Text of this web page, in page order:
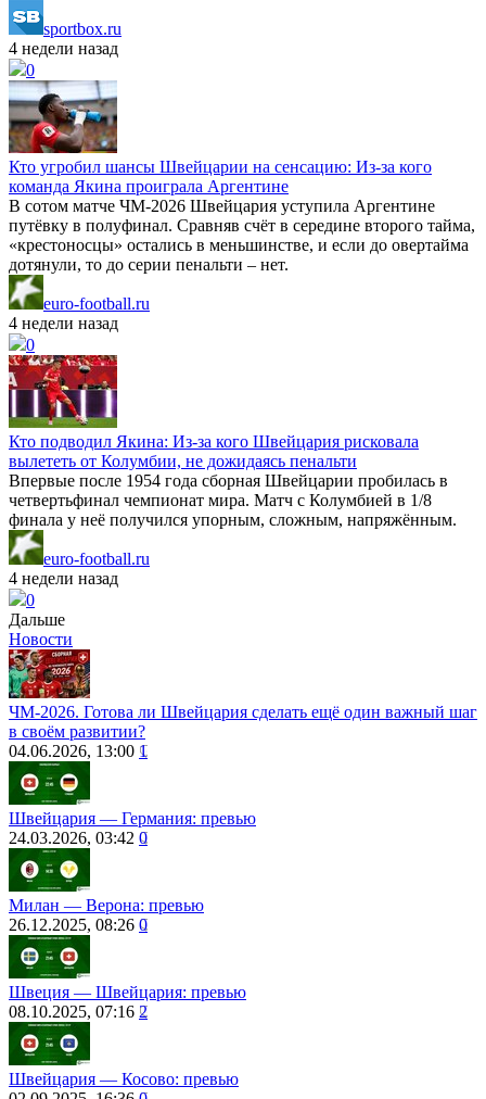
sportbox.ru
4 недели назад
0
Кто угробил шансы Швейцарии на сенсацию: Из-за кого
команда Якина проиграла Аргентине
В сотом матче ЧМ-2026 Швейцария уступила Аргентине
путёвку в полуфинал. Сравняв счёт в середине второго тайма,
«крестоносцы» остались в меньшинстве, и если до овертайма
дотянули, то до серии пенальти – нет.
euro-football.ru
4 недели назад
0
Кто подводил Якина: Из-за кого Швейцария рисковала
вылететь от Колумбии, не дожидаясь пенальти
Впервые после 1954 года сборная Швейцарии пробилась в
четвертьфинал чемпионат мира. Матч с Колумбией в 1/8
финала у неё получился упорным, сложным, напряжённым.
euro-football.ru
4 недели назад
0
Дальше
Новости
ЧМ-2026. Готова ли Швейцария сделать ещё один важный шаг
в своём развитии?
04.06.2026, 13:00 1
Швейцария — Германия: превью
24.03.2026, 03:42 0
Милан — Верона: превью
26.12.2025, 08:26 0
Швеция ― Швейцария: превью
08.10.2025, 07:16 2
Швейцария ― Косово: превью